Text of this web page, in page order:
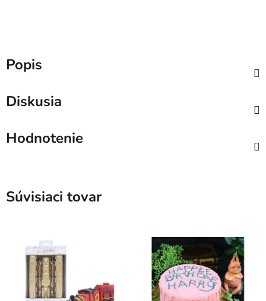
Popis
Diskusia
Hodnotenie
Súvisiaci tovar